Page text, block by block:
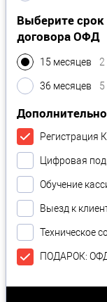
Выберите срок
договора ОФД
15 месяцев 2
36 месяцев 5
Дополнительно
Регистрация
Цифровая
Обучение
Выезд к
Техническое
ПОДАРОК: